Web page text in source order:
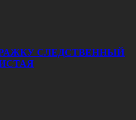
СЛЕДСТВЕННЫЙ